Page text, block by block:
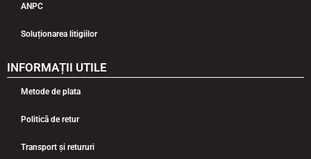
ANPC
Soluționarea litigiilor
INFORMAȚII UTILE
Metode de plata
Politică de retur
Transport și retururi